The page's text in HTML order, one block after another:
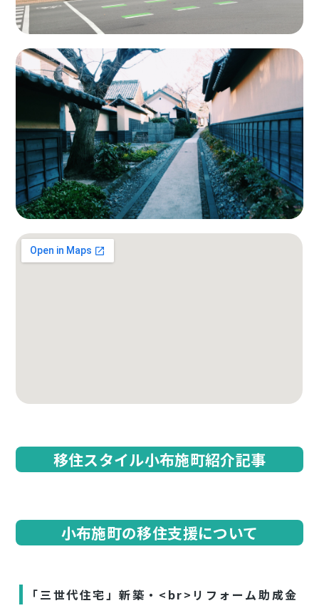
移住スタイル小布施町紹介記事
小布施町の移住支援について
「三世代住宅」新築・<br>リフォーム助成金